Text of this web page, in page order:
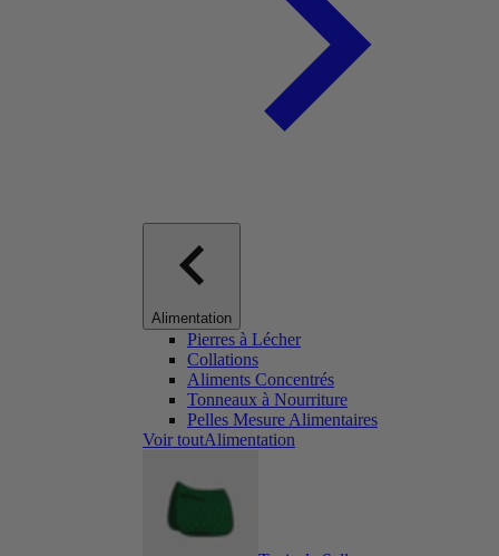
Alimentation
Pierres à Lécher
Collations
Aliments Concentrés
Tonneaux à Nourriture
Pelles Mesure Alimentaires
Voir toutAlimentation